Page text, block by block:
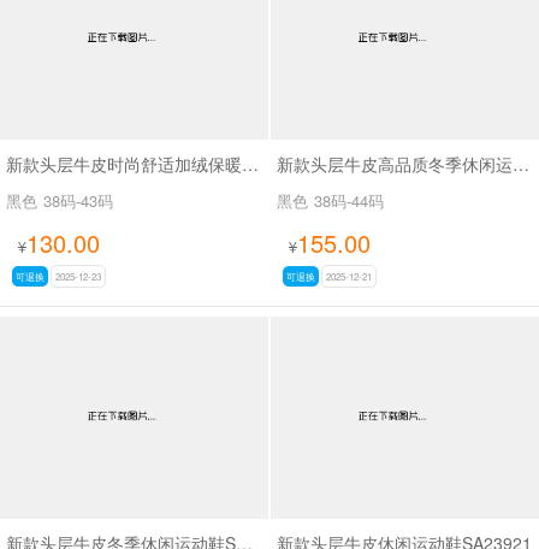
新款头层牛皮时尚舒适加绒保暖商务棉皮鞋SAM181
黑色 38码-43码
¥130.00
可退换 2025-12-23
新款头层牛皮高品质冬季休闲运动鞋SAM189
黑色 38码-44码
¥155.00
可退换 2025-12-21
新款头层牛皮冬季休闲运动鞋SAM182 新款头层牛皮休闲运动鞋SA23921